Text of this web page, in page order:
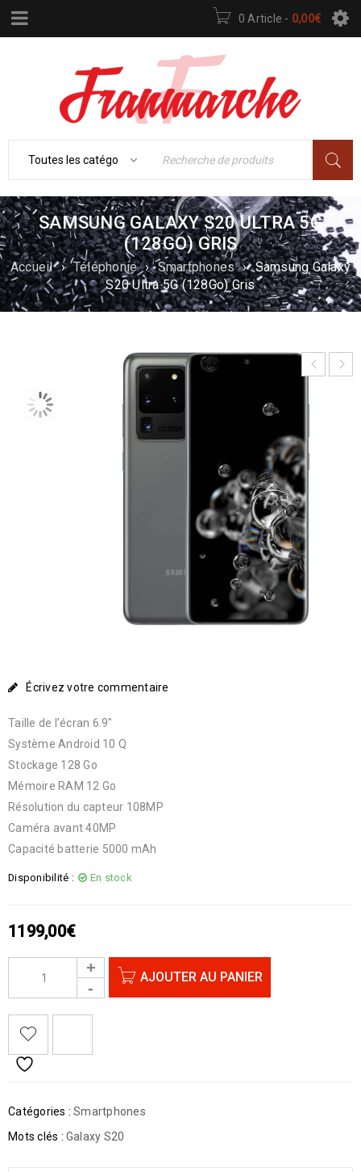
0 Article - 0,00€
SAMSUNG GALAXY S20 ULTRA 5G
(128GO) GRIS
Accueil › Téléphonie › Smartphones › Samsung Galaxy
S20 Ultra 5G (128Go) Gris
Écrivez votre commentaire
Taille de l’écran 6.9″
Système Android 10 Q
Stockage 128 Go
Mémoire RAM 12 Go
Résolution du capteur 108MP
Caméra avant 40MP
Capacité batterie 5000 mAh
Disponibilité : En stock
1199,00€
AJOUTER AU PANIER
Catégories : Smartphones
Mots clés : Galaxy S20